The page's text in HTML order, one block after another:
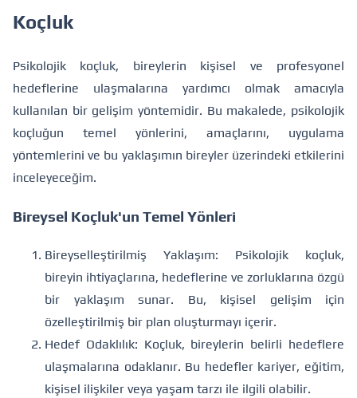
Koçluk
Psikolojik koçluk, bireylerin kişisel ve profesyonel
hedeflerine ulaşmalarına yardımcı olmak amacıyla
kullanılan bir gelişim yöntemidir. Bu makalede, psikolojik
koçluğun temel yönlerini, amaçlarını, uygulama
yöntemlerini ve bu yaklaşımın bireyler üzerindeki etkilerini
inceleyeceğim.
Bireysel Koçluk'un Temel Yönleri
Bireyselleştirilmiş Yaklaşım: Psikolojik koçluk,
bireyin ihtiyaçlarına, hedeflerine ve zorluklarına özgü
bir yaklaşım sunar. Bu, kişisel gelişim için
özelleştirilmiş bir plan oluşturmayı içerir.
Hedef Odaklılık: Koçluk, bireylerin belirli hedeflere
ulaşmalarına odaklanır. Bu hedefler kariyer, eğitim,
kişisel ilişkiler veya yaşam tarzı ile ilgili olabilir.